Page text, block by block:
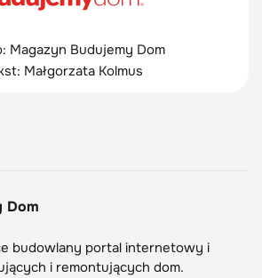
Magazyn Budujemy Dom
Małgorzata Kolmus
Dom
budowlany portal internetowy i
i remontujących dom.